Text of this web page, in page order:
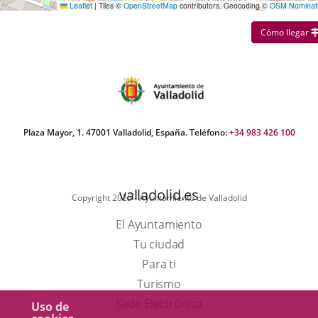
Uso de
Leaflet | Tiles © OpenStreetMap contributors. Geocoding ©OSM
Cómo llegar
Plaza Mayor, 1. 47001 Valladolid, España. Teléfono:+34 983 426 100
Copyright 2025 - Ayuntamiento de Valladolid
valladolid.es
El Ayuntamiento
Tu ciudad
Para ti
TurismoEste